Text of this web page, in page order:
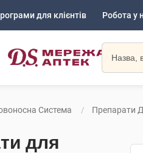
для клієнтів Робота у
Система Препарати
для